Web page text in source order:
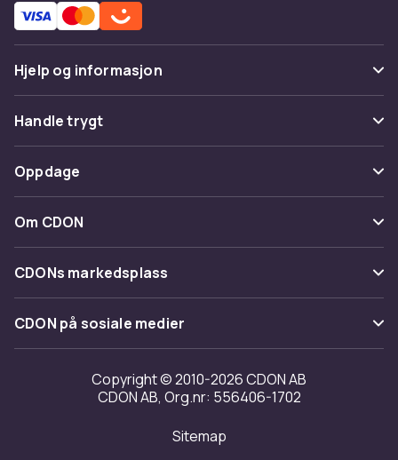
Hjelp og informasjon
Vanlige spørsmål
Spor pakke
Angre & returner her
Kontakt oss
Handle trygt
Betaling
Levering
Tilbakekallinger
Oppdage
Kategorier
Varemerker
Om CDON
Om oss
Kundeanmeldelser
Jobbe på CDON
Investor relations
Tilgjengelighet
CDONs markedsplass
Merchant Help Center
CDON på sosiale medier
Copyright © 2010-2026 CDON AB
CDON AB, Org.nr: 556406-1702
Sitemap